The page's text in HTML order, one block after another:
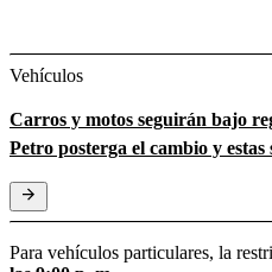
Vehículos
Carros y motos seguirán bajo
Petro posterga el cambio y estas
Para vehículos particulares, la